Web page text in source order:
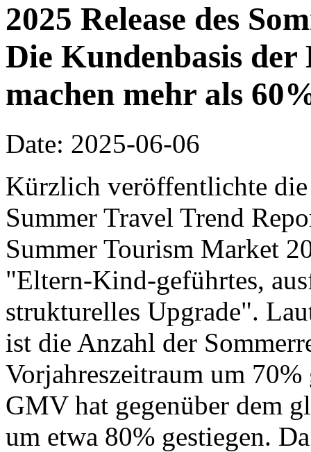
2025 Release des
Die Kundenbasis
machen mehr als
Date: 2025-06-06
Kürzlich veröffentlichte
Summer Travel Trend
Summer Tourism Market
"Eltern-Kind-geführtes,
strukturelles Upgrade".
ist die Anzahl der
Vorjahreszeitraum um
GMV hat gegenüber dem
um etwa 80% gestiegen.